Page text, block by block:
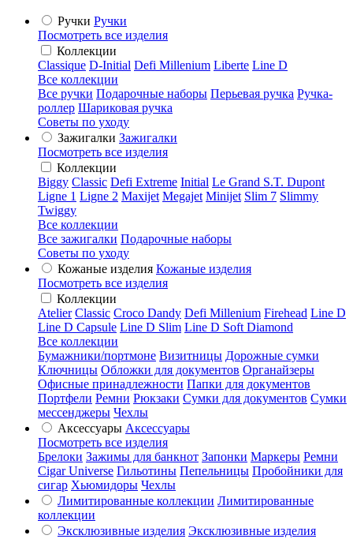
Ручки Ручки
Посмотреть все изделия
Коллекции
Classique D-Initial Defi Millenium Liberte Line D
Все коллекции
Все ручки Подарочные наборы Перьевая ручка Ручка-
роллер Шариковая ручка
Советы по уходу
Зажигалки Зажигалки
Посмотреть все изделия
Коллекции
Biggy Classic Defi Extreme Initial Le Grand S.T. Dupont
Ligne 1 Ligne 2 Maxijet Megajet Minijet Slim 7 Slimmy
Twiggy
Все коллекции
Все зажигалки Подарочные наборы
Советы по уходу
Кожаные изделия Кожаные изделия
Посмотреть все изделия
Коллекции
Atelier Classic Croco Dandy Defi Millenium Firehead Line D
Line D Capsule Line D Slim Line D Soft Diamond
Все коллекции
Бумажники/портмоне Визитницы Дорожные сумки
Ключницы Обложки для документов Органайзеры
Офисные принадлежности Папки для документов
Портфели Ремни Рюкзаки Сумки для документов Сумки
мессенджеры Чехлы
Аксессуары Аксессуары
Посмотреть все изделия
Брелоки Зажимы для банкнот Запонки Маркеры Ремни
Cigar Universe Гильотины Пепельницы Пробойники для
сигар Хьюмидоры Чехлы
Лимитированные коллекции Лимитированные
коллекции
Эксклюзивные изделия Эксклюзивные изделия